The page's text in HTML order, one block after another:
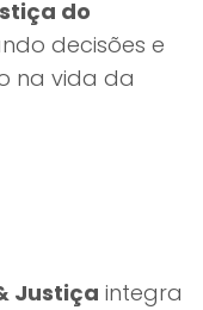
do
decisões e
na vida da
Justiça integra